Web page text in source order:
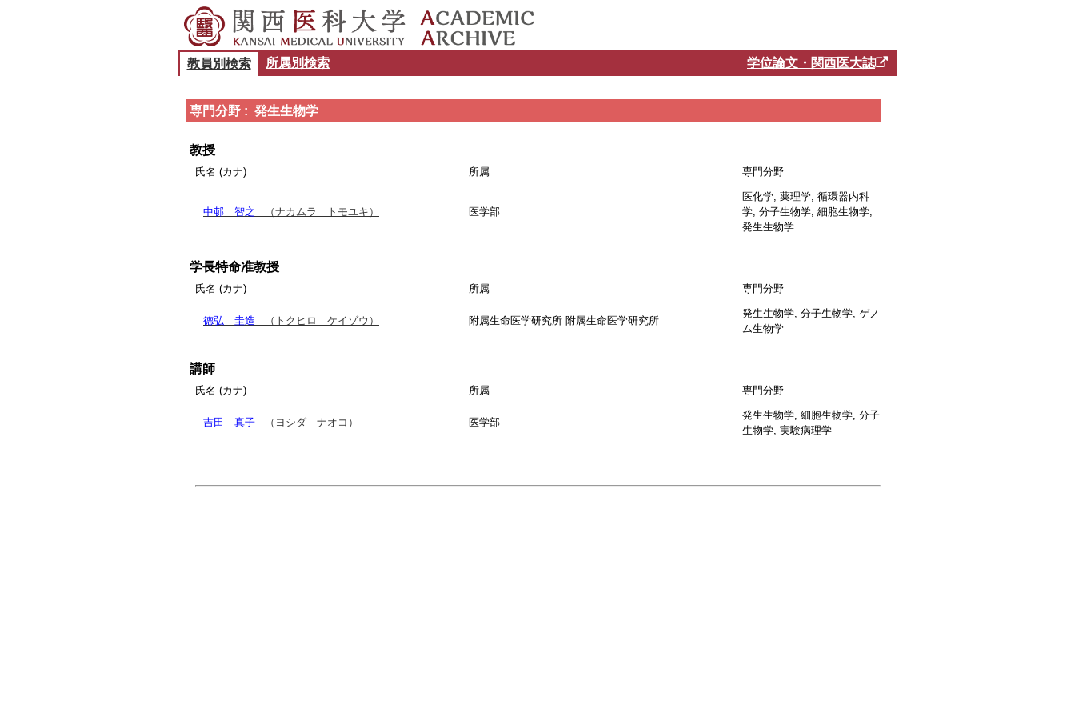
教員別検索 所属別検索 学位論文・関西医大誌
専門分野 : 発生生物学
教授
氏名 (カナ) 所属 専門分野
中邨 智之 （ナカムラ トモユキ） 医学部
医化学, 薬理学, 循環器内科
学, 分子生物学, 細胞生物学,
発生生物学
学長特命准教授
氏名 (カナ) 所属 専門分野
德弘 圭造 （トクヒロ ケイゾウ） 附属生命医学研究所 附属生命医学研究所
発生生物学, 分子生物学, ゲノ
ム生物学
講師
氏名 (カナ) 所属 専門分野
吉田 真子 （ヨシダ ナオコ） 医学部
発生生物学, 細胞生物学, 分子
生物学, 実験病理学